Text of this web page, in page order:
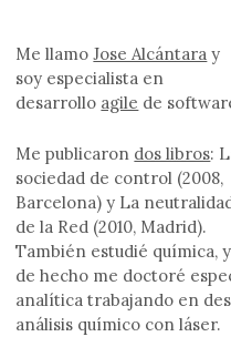
Me llamoJose Alcántara y
soy especialista en
desarrollo agile de
Me publicaron dos libros:
sociedad de control (2008,
Barcelona) y La
de la Red (2010, Madrid).
También estudié química, y
de hecho me doctoré
analítica trabajando en
análisis químico con láser.